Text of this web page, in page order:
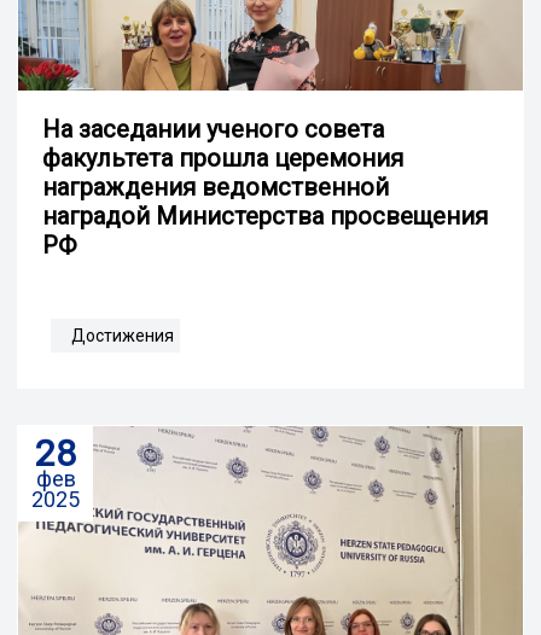
На заседании ученого совета
факультета прошла церемония
награждения ведомственной
наградой Министерства просвещения
РФ
Достижения
28
фев
2025